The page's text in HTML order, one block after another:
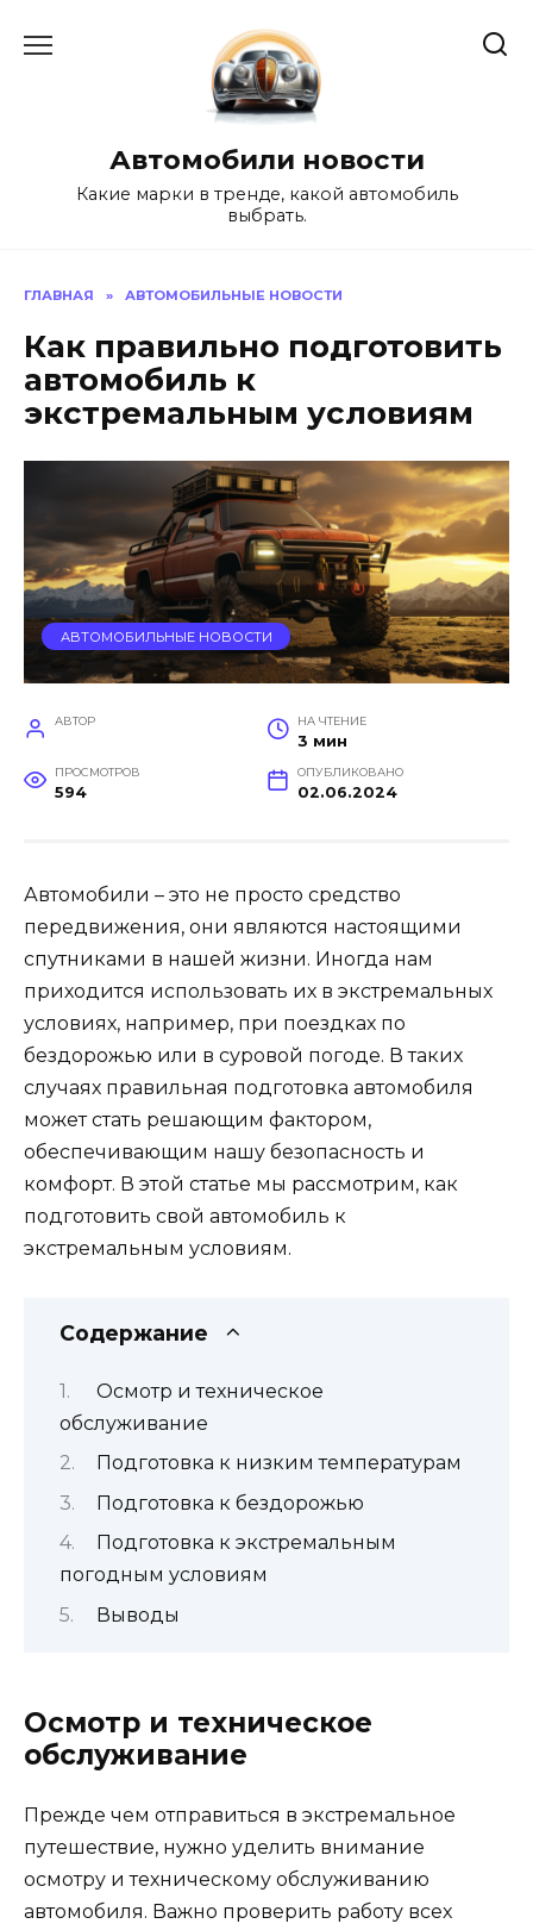
Автомобили новости
Какие марки в тренде, какой автомобиль
выбрать.
ГЛАВНАЯ » АВТОМОБИЛЬНЫЕ НОВОСТИ
Как правильно подготовить
автомобиль к
экстремальным условиям
АВТОМОБИЛЬНЫЕ НОВОСТИ
АВТОР НА ЧТЕНИЕ
3 мин
ПРОСМОТРОВ
594
ОПУБЛИКОВАНО
02.06.2024
Автомобили – это не просто средство
передвижения, они являются настоящими
спутниками в нашей жизни. Иногда нам
приходится использовать их в экстремальных
условиях, например, при поездках по
бездорожью или в суровой погоде. В таких
случаях правильная подготовка автомобиля
может стать решающим фактором,
обеспечивающим нашу безопасность и
комфорт. В этой статье мы рассмотрим, как
подготовить свой автомобиль к
экстремальным условиям.
Содержание
Осмотр и техническое
обслуживание
Подготовка к низким температурам
Подготовка к бездорожью
Подготовка к экстремальным
погодным условиям
Выводы
Осмотр и техническое
обслуживание
Прежде чем отправиться в экстремальное
путешествие, нужно уделить внимание
осмотру и техническому обслуживанию
автомобиля. Важно проверить работу всех